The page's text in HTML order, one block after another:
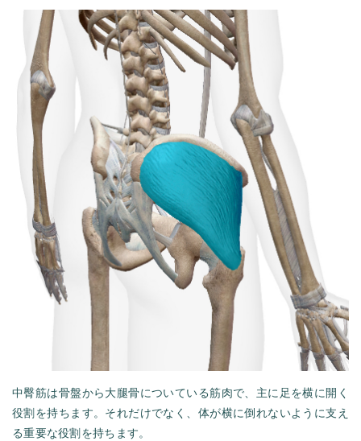
中臀筋は骨盤から大腿骨についている筋肉で、主に足を横に開く
役割を持ちます。それだけでなく、体が横に倒れないように支え
る重要な役割を持ちます。